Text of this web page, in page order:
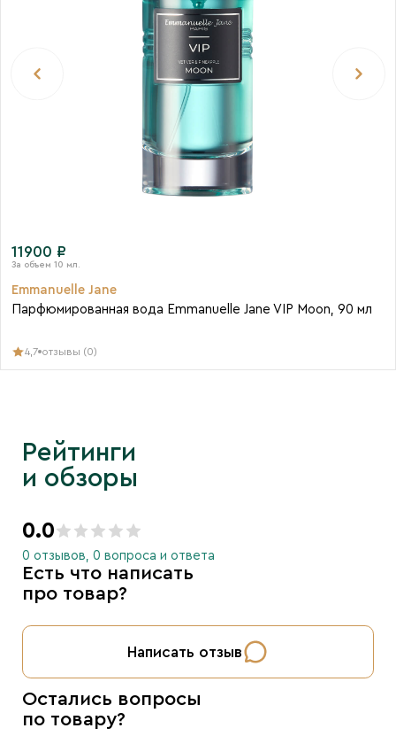
11900 ₽
Emmanuelle Jane
Парфюмированная вода Emmanuelle Jane VIP Moon, 90 мл
4,7 отзывы (0)
Рейтинги
и обзоры
0.0
0 отзывов, 0 вопроса и ответа
Есть что написать
про товар?
Написать отзыв
Остались вопросы
по товару?